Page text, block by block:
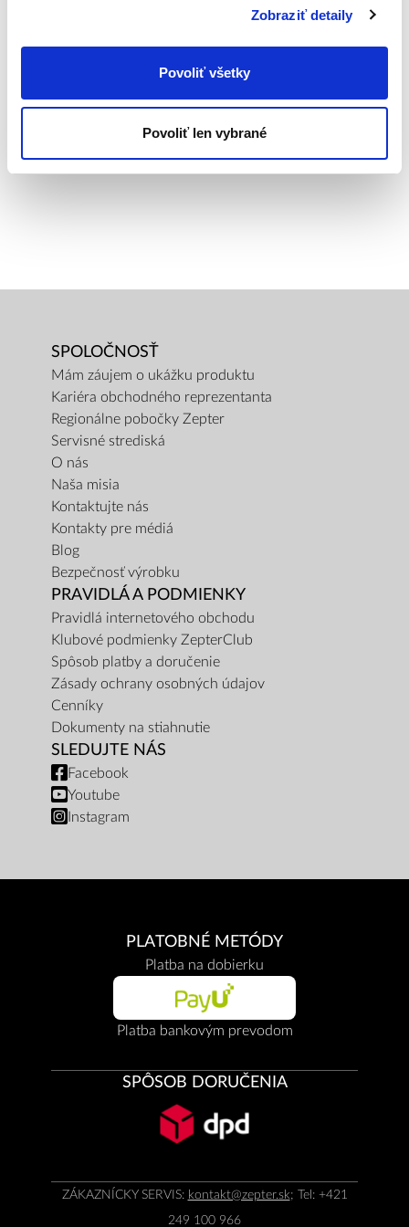
Zobraziť detaily
Povoliť všetky
Povoliť len vybrané
0,16
0,14
SPOLOČNOSŤ
Mám záujem o ukážku produktu
Kariéra obchodného reprezentanta
Regionálne pobočky Zepter
Servisné strediská
O nás
Naša misia
Kontaktujte nás
Kontakty pre médiá
Blog
Bezpečnosť výrobku
PRAVIDLÁ A PODMIENKY
Pravidlá internetového obchodu
Klubové podmienky ZepterClub
Spôsob platby a doručenie
Zásady ochrany osobných údajov
Cenníky
Dokumenty na stiahnutie
SLEDUJTE NÁS
Facebook
Youtube
Instagram
PLATOBNÉ METÓDY
Platba na dobierku
Platba bankovým prevodom
SPÔSOB DORUČENIA
ZÁKAZNÍCKY SERVIS: kontakt@zepter.sk; Tel: +421
249 100 966